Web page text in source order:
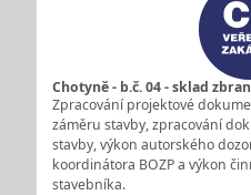
Chotyně - b.č. 04 - sklad
Zpracování projektové
záměru stavby, zpracování
stavby, výkon autorského
koordinátora BOZP a výkon
stavebníka.